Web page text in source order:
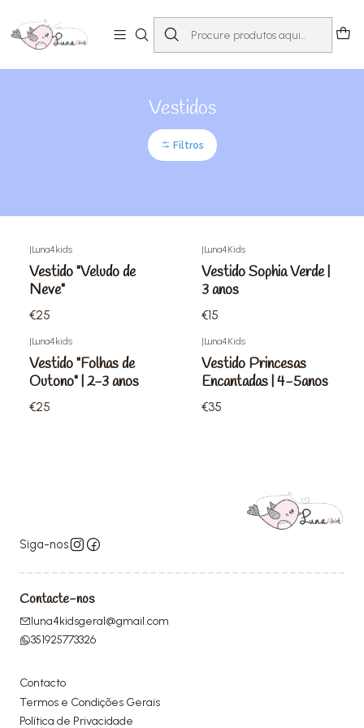
Criança 2-12 anos Vestidos
Vestidos
Filtros
|Luna4kids
Vestido "Veludo de
Neve"
€25
|Luna4Kids
Vestido Sophia Verde |
3 anos
€15
|Luna4kids
Vestido "Folhas de
Outono" | 2-3 anos
€25
|Luna4Kids
Vestido Princesas
Encantadas | 4-5anos
€35
Siga-nos
Contacte-nos
luna4kidsgeral@gmail.com
351925773326
Contacto
Termos e Condições Gerais
Política de Privacidade